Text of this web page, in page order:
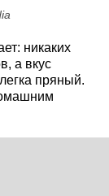
никаких
а вкус
пряный.